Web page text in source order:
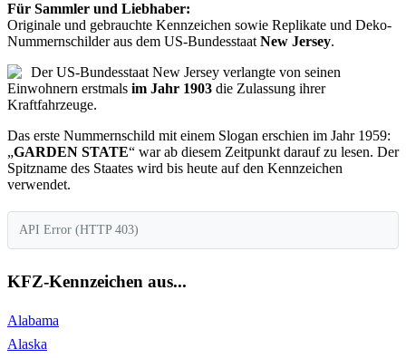
Für Sammler und Liebhaber:
Originale und gebrauchte Kennzeichen sowie Replikate und Deko-
Nummernschilder aus dem US-Bundesstaat New Jersey.
Der US-Bundesstaat New Jersey verlangte von seinen
Einwohnern erstmals im Jahr 1903 die Zulassung ihrer
Kraftfahrzeuge.
Das erste Nummernschild mit einem Slogan erschien im Jahr 1959:
„GARDEN STATE“ war ab diesem Zeitpunkt darauf zu lesen. Der
Spitzname des Staates wird bis heute auf den Kennzeichen
verwendet.
API Error (HTTP 403)
KFZ-Kennzeichen aus...
Alabama
Alaska